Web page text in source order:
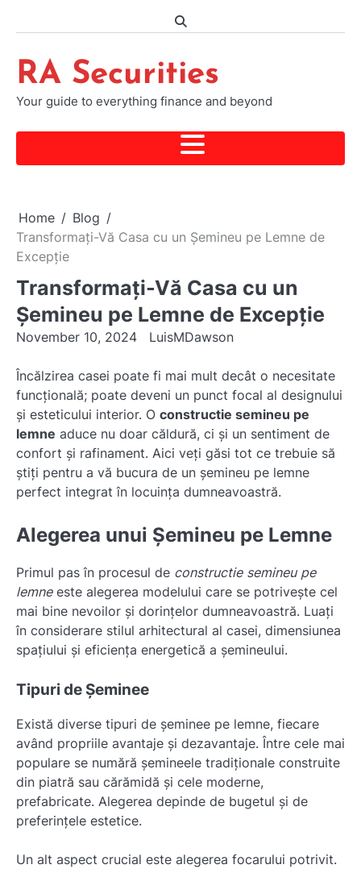
RA Securities
Your guide to everything finance and beyond
Home
Blog
Transformați-Vă Casa cu un Șemineu pe Lemne de
Excepție
Transformați-Vă Casa cu un
Șemineu pe Lemne de Excepție
November 10, 2024 LuisMDawson
Încălzirea casei poate fi mai mult decât o necesitate
funcțională; poate deveni un punct focal al designului
și esteticului interior. O constructie semineu pe
lemne aduce nu doar căldură, ci și un sentiment de
confort și rafinament. Aici veți găsi tot ce trebuie să
știți pentru a vă bucura de un șemineu pe lemne
perfect integrat în locuința dumneavoastră.
Alegerea unui Șemineu pe Lemne
Primul pas în procesul de constructie semineu pe
lemneeste alegerea modelului care se potrivește cel
mai bine nevoilor și dorințelor dumneavoastră. Luați
în considerare stilul arhitectural al casei, dimensiunea
spațiului și eficiența energetică a șemineului.
Tipuri de Șeminee
Există diverse tipuri de șeminee pe lemne, fiecare
având propriile avantaje și dezavantaje. Între cele mai
populare se numără șemineele tradiționale construite
din piatră sau cărămidă și cele moderne,
prefabricate. Alegerea depinde de bugetul și de
preferințele estetice.
Un alt aspect crucial este alegerea focarului potrivit.